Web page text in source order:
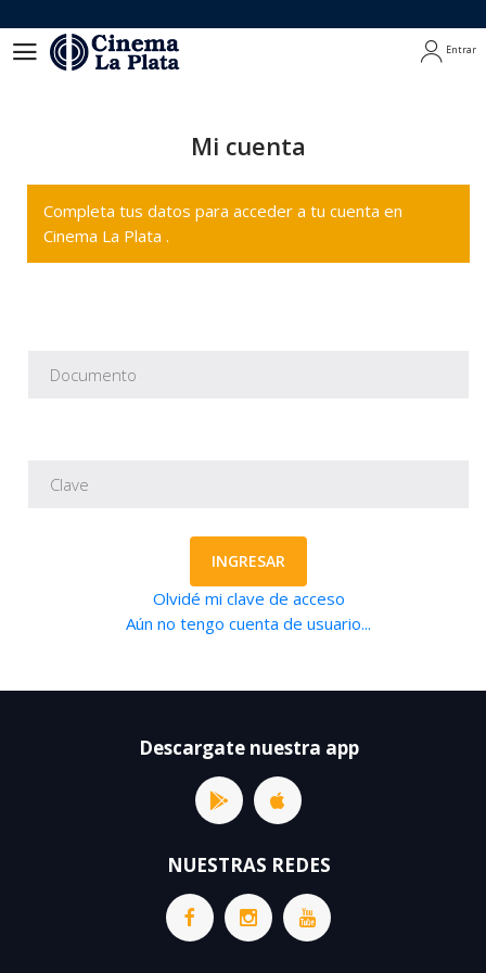
Entrar
Mi cuenta
Completa tus datos para acceder a tu cuenta en
Cinema La Plata .
INGRESAR
Olvidé mi clave de acceso
Aún no tengo cuenta de usuario...
Descargate nuestra app
NUESTRAS REDES